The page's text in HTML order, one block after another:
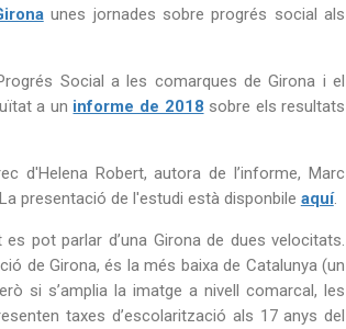
unes jornades sobre progrés social als
Social a les comarques de Girona i el
a un informe de 2018 sobre els resultats
d'Helena Robert, autora de l’informe, Marc
presentació de l'estudi està disponbile aquí.
pot parlar d’una Girona de dues velocitats.
de Girona, és la més baixa de Catalunya (un
si s’amplia la imatge a nivell comarcal, les
taxes d’escolarització als 17 anys del